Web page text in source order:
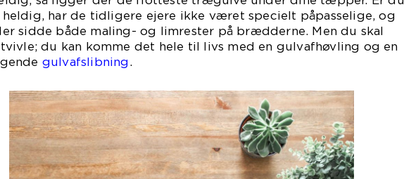
heldig, har de tidligere ejere ikke været specielt påpasselige, og
sidde både maling- og limrester på brædderne. Men du skal
du kan komme det hele til livs med en gulvafhøvling og en
gulvafslibning .